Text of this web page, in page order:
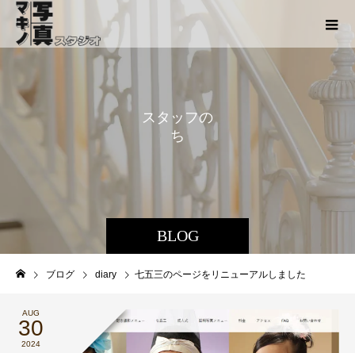
BLOG
ス タ ッ フの
ょこ っ
ブログ diary 七五三のページをリニューアルしました
AUG
30
2024